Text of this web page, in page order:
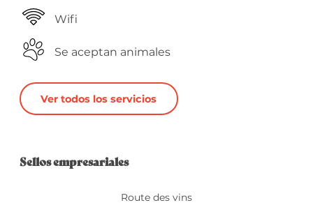
Wifi
Se aceptan animales
Ver todos los servicios
Oferta de
Sellos empresariales
Sellos empresariales
Route des vins